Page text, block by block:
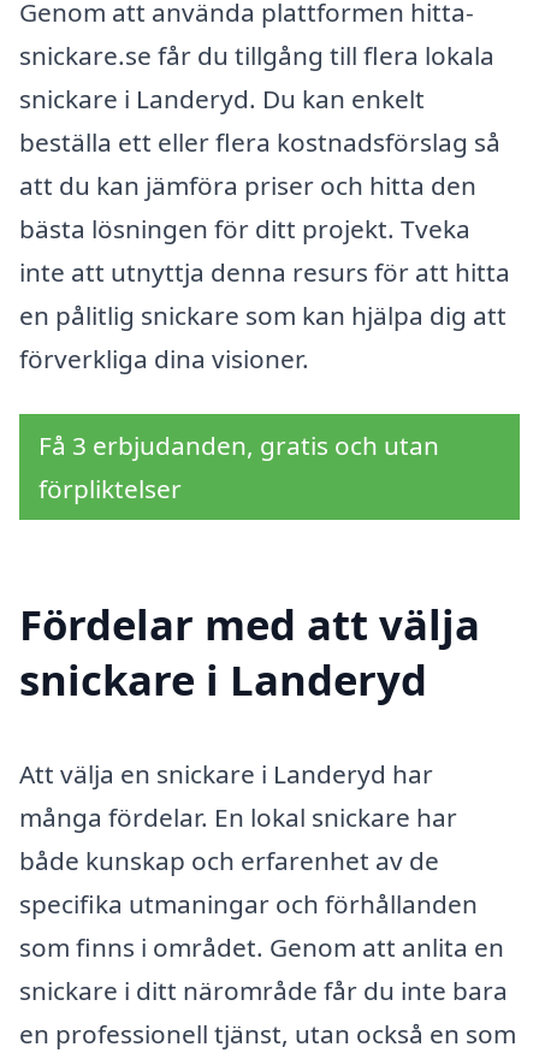
Genom att använda plattformen hitta-
snickare.se får du tillgång till flera lokala
snickare i Landeryd. Du kan enkelt
beställa ett eller flera kostnadsförslag så
att du kan jämföra priser och hitta den
bästa lösningen för ditt projekt. Tveka
inte att utnyttja denna resurs för att hitta
en pålitlig snickare som kan hjälpa dig att
förverkliga dina visioner.
Få 3 erbjudanden, gratis och utan
förpliktelser
Fördelar med att välja
snickare i Landeryd
Att välja en snickare i Landeryd har
många fördelar. En lokal snickare har
både kunskap och erfarenhet av de
specifika utmaningar och förhållanden
som finns i området. Genom att anlita en
snickare i ditt närområde får du inte bara
en professionell tjänst, utan också en som